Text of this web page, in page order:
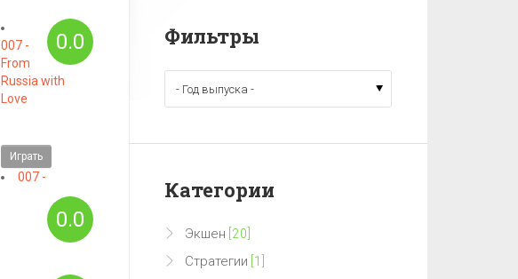
0.0
007 -
From
Russia with
Love
Играть
0.0
007 -
Фильтры
Категории
Экшен [20]
Стратегии [1]